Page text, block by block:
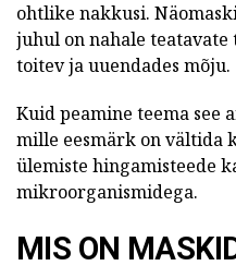
ohtlike nakkusi.
juhul on nahale
toitev ja uuendades mõju.
Kuid peamine teema see
mille eesmärk on vältida
ülemiste hingamisteede
mikroorganismidega.
MIS ON